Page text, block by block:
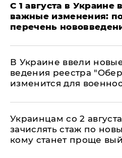
С 1 августа в Украине
важные изменения:
перечень
В Украине ввели
ведения реестра
изменится для
Украинцам со 2
зачислять стаж по
кому станет проще